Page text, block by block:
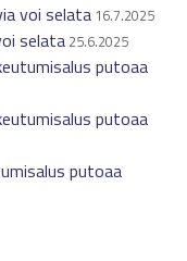
voi selata 16.7.2025
selata 25.6.2025
putoaa
putoaa
putoaa